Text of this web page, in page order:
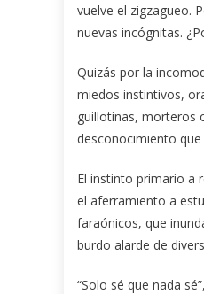
vuelve el zigzagueo.
nuevas incógnitas.
Quizás por la
miedos instintivos,
guillotinas, morteros
desconocimiento
El instinto primario a
el aferramiento a
faraónicos, que
burdo alarde de
“Solo sé que nada